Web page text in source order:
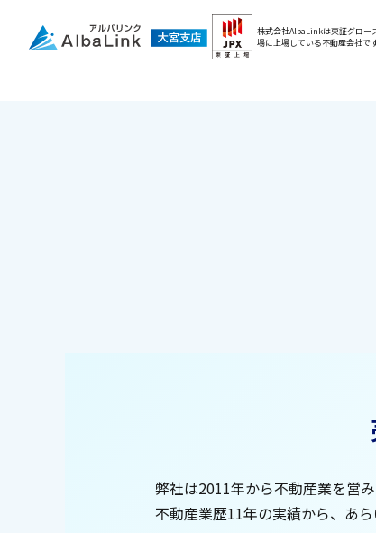
株式会社AlbaLinkは東証グロー
場に上場している不動産会社です
弊社は2011年から不動産業を営
不動産業歴11年の実績から、あ